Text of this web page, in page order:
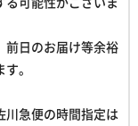
日のお届け等余裕
。
川急便の時間指定は